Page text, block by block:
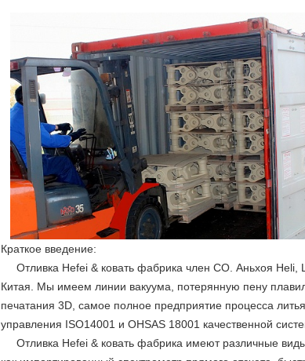
Краткое введение:
Отливка Hefei & ковать фабрика член CO. Аньхоя Heli,
Китая. Мы имеем линии вакуума, потерянную пену
печатания 3D, самое полное предприятие процесса
управления ISO14001 и OHSAS 18001 качественной
Отливка Hefei & ковать фабрика имеют различные